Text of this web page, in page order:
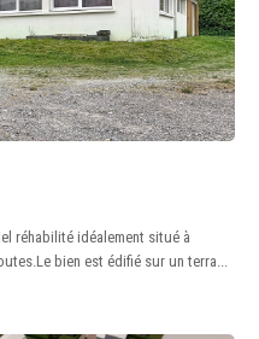
Chambre au rez-de-
chaussée
réhabilité idéalement situé à
bien est édifié sur un terra...